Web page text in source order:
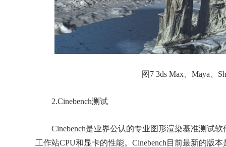
图7 3ds Max、Maya、
2.Cinebench测试
Cinebench是业界公认的专业图形渲染基准测试软
工作站CPU和显卡的性能。Cinebench目前最新的版